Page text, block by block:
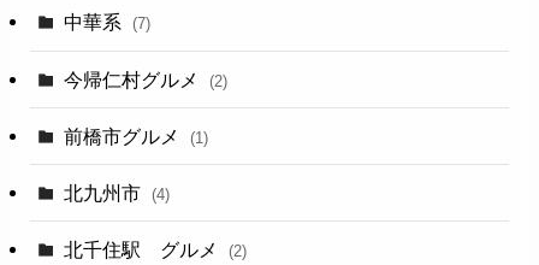
中華系 (7)
今帰仁村グルメ (2)
前橋市グルメ (1)
北九州市 (4)
北千住駅 グルメ (2)